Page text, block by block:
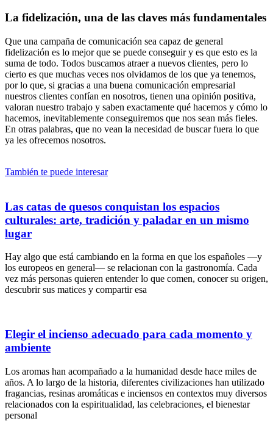
La fidelización, una de las claves más fundamentales
Que una campaña de comunicación sea capaz de general
fidelización es lo mejor que se puede conseguir y es que esto es la
suma de todo. Todos buscamos atraer a nuevos clientes, pero lo
cierto es que muchas veces nos olvidamos de los que ya tenemos,
por lo que, si gracias a una buena comunicación empresarial
nuestros clientes confían en nosotros, tienen una opinión positiva,
valoran nuestro trabajo y saben exactamente qué hacemos y cómo lo
hacemos, inevitablemente conseguiremos que nos sean más fieles.
En otras palabras, que no vean la necesidad de buscar fuera lo que
ya les ofrecemos nosotros.
También te puede interesar
Las catas de quesos conquistan los espacios
culturales: arte, tradición y paladar en un mismo
lugar
Hay algo que está cambiando en la forma en que los españoles —y
los europeos en general— se relacionan con la gastronomía. Cada
vez más personas quieren entender lo que comen, conocer su origen,
descubrir sus matices y compartir esa
Elegir el incienso adecuado para cada momento y
ambiente
Los aromas han acompañado a la humanidad desde hace miles de
años. A lo largo de la historia, diferentes civilizaciones han utilizado
fragancias, resinas aromáticas e inciensos en contextos muy diversos
relacionados con la espiritualidad, las celebraciones, el bienestar
personal